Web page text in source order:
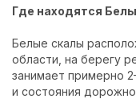
Где находятся
Белые скалы
области, на берегу
занимает примерно
и состояния